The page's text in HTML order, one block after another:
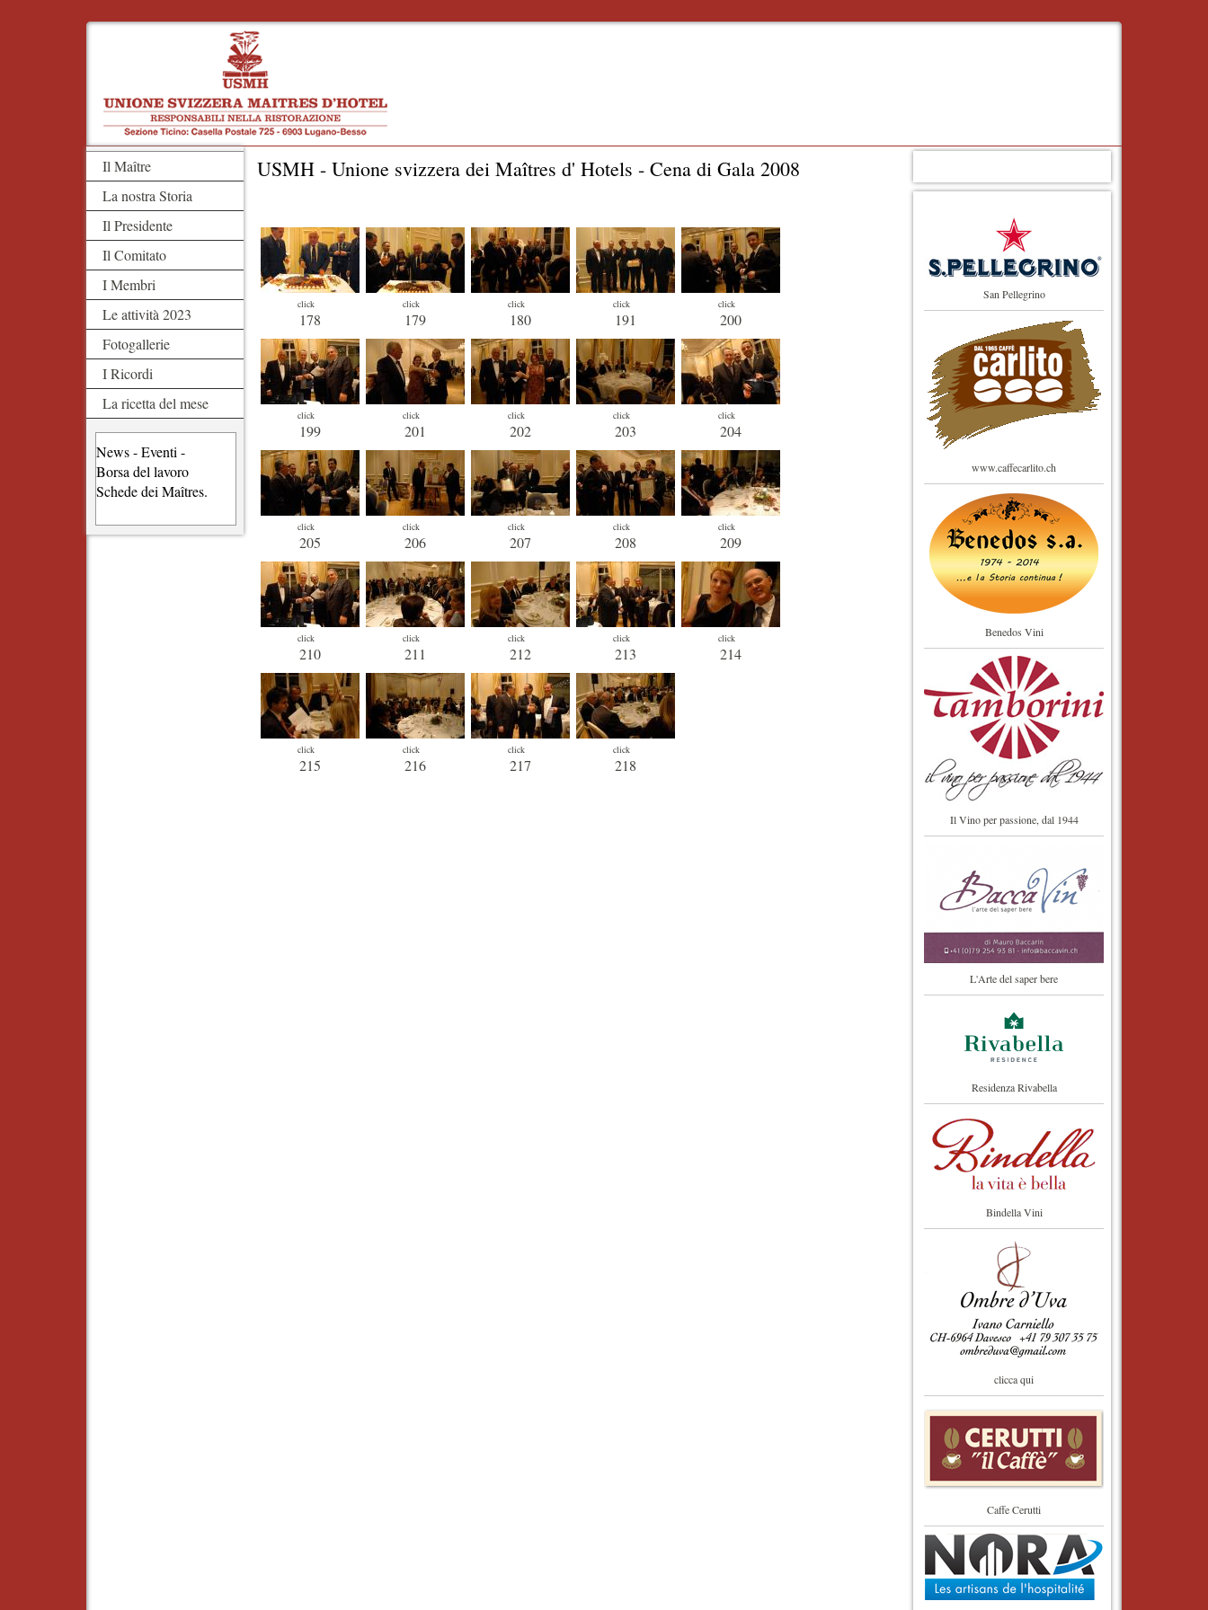
Il Maître
La nostra Storia
Il Presidente
Il Comitato
I Membri
Le attività 2023
Fotogallerie
I Ricordi
La ricetta del mese
News - Eventi -
Borsa del lavoro
Schede dei Maîtres.
USMH - Unione svizzera dei Maîtres d' Hotels - Cena di Gala 2008
click
178
click
179
click
180
click
191
click
200
click
199
click
201
click
202
click
203
click
204
click
205
click
206
click
207
click
208
click
209
click
210
click
211
click
212
click
213
click
214
click
215
click
216
click
217
click
218
San Pellegrino
www.caffecarlito.ch
Benedos Vini
Il Vino per passione, dal 1944
L'Arte del saper bere
Residenza Rivabella
Bindella Vini
clicca qui
Caffe Cerutti